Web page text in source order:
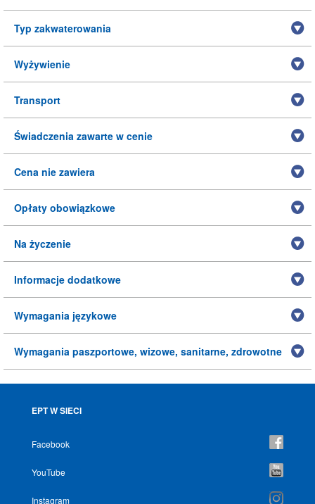
Typ zakwaterowania
Wyżywienie
Transport
Świadczenia zawarte w cenie
Cena nie zawiera
Opłaty obowiązkowe
Na życzenie
Informacje dodatkowe
Wymagania językowe
Wymagania paszportowe, wizowe, sanitarne, zdrowotne
EPT W SIECI
Facebook
YouTube
Instagram